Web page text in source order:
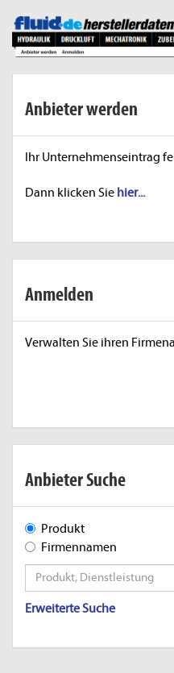
Anbieter werden
Ihr Unternehmenseintrag
Dann klicken Sie hier...
Anmelden
Verwalten Sie ihren
Anbieter Suche
Produkt
Firmennamen
Erweiterte Suche